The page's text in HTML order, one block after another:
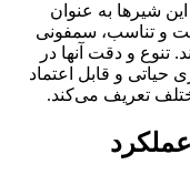
شیرها به عنوان
و تناسب، سمفونی
تنوع و دقت آنها در
حیاتی و قابل اعتماد
تعریف می‌کند.